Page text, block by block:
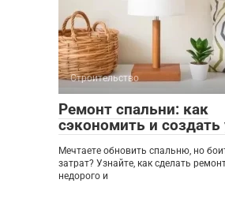
Строительство
Ремонт спальни: как
сэкономить и
Мечтаете обновить спальню, но
затрат? Узнайте, как сделать
недорого и